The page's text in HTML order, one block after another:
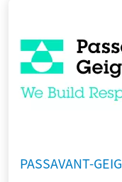
PASSAVANT-